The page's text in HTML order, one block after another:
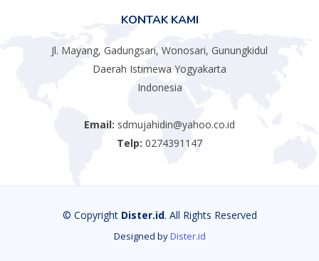
KONTAK KAMI
Jl. Mayang, Gadungsari, Wonosari, Gunungkidul
Daerah Istimewa Yogyakarta
Indonesia
Email: sdmujahidin@yahoo.co.id
Telp: 0274391147
© Copyright Dister.id. All Rights Reserved
Designed byDister.id